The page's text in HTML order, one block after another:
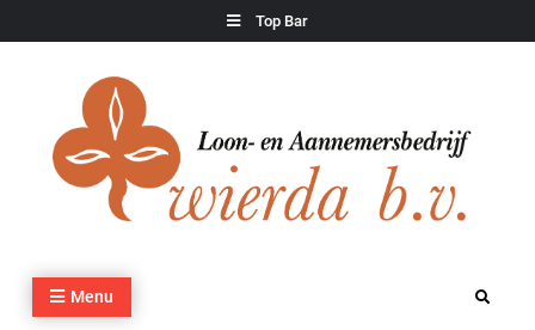
to
Top Bar
Loon – en Aannemersbedrijf Wierda bv
Kraan- en machineverhuur, agrarisch werk, grondverzet,
cultuurtechnisch werk en transport
Menu Search